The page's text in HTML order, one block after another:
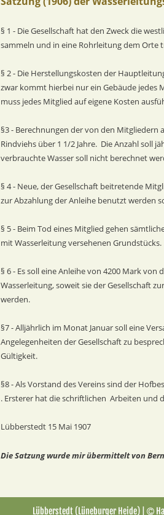
§ 1 - Die Gesellschaft hat den Zweck die
sammeln und in eine Rohrleitung dem Orte
§ 2 - Die Herstellungskosten der
zwar kommt hierbei nur ein Gebäude jedes
muss jedes Mitglied auf eigene Kosten
§3 - Berechnungen der von den Mitgliedern
Rindviehs über 1 1/2 Jahre.  Die Anzahl soll
verbrauchte Wasser soll nicht berechnet
§ 4 - Neue, der Gesellschaft beitretende
zur Abzahlung der Anleihe benutzt werden
§ 5 - Beim Tod eines Mitglied gehen
mit Wasserleitung versehenen Grundstücks.
§ 6 - Es soll eine Anleihe von 4200 Mark
Wasserleitung, soweit sie der Gesellschaft
werden.
§7 - Alljährlich im Monat Januar soll eine
Angelegenheiten der Gesellschaft zu
Gültigkeit.
§8 - Als Vorstand des Vereins sind der
. Ersterer hat die schriftlichen  Arbeiten und
Lübberstedt 15 Mai 1907
Die Satzung wurde mir übermittelt von
Lübberstedt (Lüneburger Heide) | 